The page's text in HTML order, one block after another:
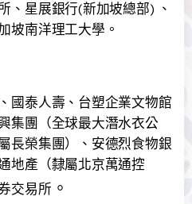
、星展銀行(新加坡總部) 、
坡南洋理工大學。
國泰人壽、台塑企業文物館
集團（全球最大潛水衣公
長榮集團）、安德烈食物銀
地產（隸屬北京萬通控
交易所 。